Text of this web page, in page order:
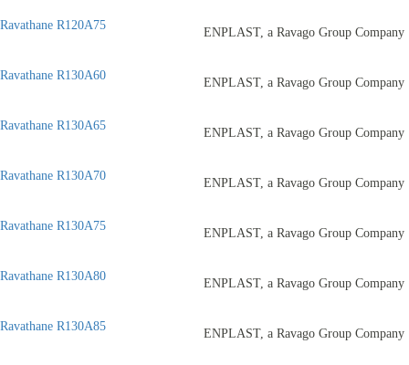
Ravathane R120A75
ENPLAST, a Ravago Group Company
Ravathane R130A60
ENPLAST, a Ravago Group Company
Ravathane R130A65
ENPLAST, a Ravago Group Company
Ravathane R130A70
ENPLAST, a Ravago Group Company
Ravathane R130A75
ENPLAST, a Ravago Group Company
Ravathane R130A80
ENPLAST, a Ravago Group Company
Ravathane R130A85
ENPLAST, a Ravago Group Company